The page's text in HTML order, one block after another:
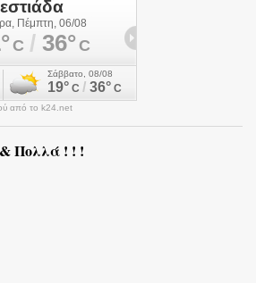
από το k24.net
Πολλά ! ! !